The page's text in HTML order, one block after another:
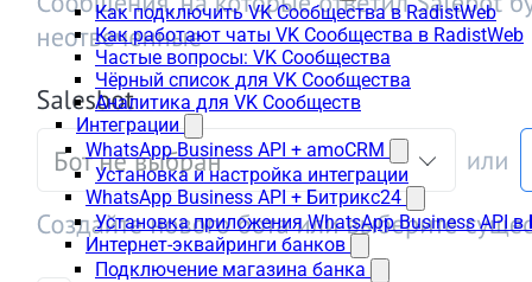
Как подключить VK Сообщества в RadistWeb
Как работают чаты VK Сообщества в RadistWeb
Частые вопросы: VK Сообщества
Чёрный список для VK Сообщества
Аналитика для VK Сообществ
Интеграции
WhatsApp Business API + amoCRM
Установка и настройка интеграции
WhatsApp Business API + Битрикс24
Установка приложения WhatsApp Business API
Интернет-эквайринги банков
Подключение магазина банка